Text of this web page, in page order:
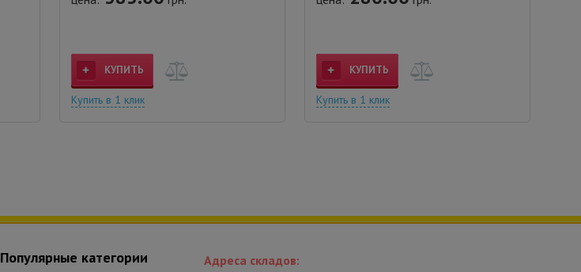
КУПИТЬ
Купить в 1 клик
КУПИТЬ
Купить в 1 клик
Популярные категории Адреса складов: